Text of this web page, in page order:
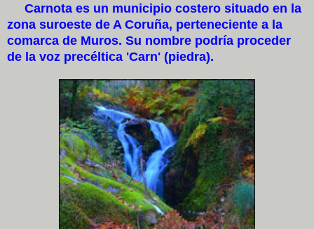
Carnota es un municipio costero situado en la
zona suroeste de A Coruña, perteneciente a la
comarca de Muros. Su nombre podría proceder
de la voz precéltica 'Carn' (piedra).